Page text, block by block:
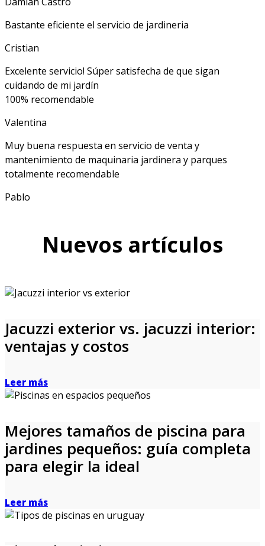
Bastante eficiente el servicio de jardineria
Cristian
Excelente servicio! Súper satisfecha de que sigan
cuidando de mi jardín
100% recomendable
Valentina
Muy buena respuesta en servicio de venta y
mantenimiento de maquinaria jardinera y parques
totalmente recomendable
Pablo
Nuevos artículos
Jacuzzi exterior vs. jacuzzi interior:
ventajas y costos
Leer más
Mejores tamaños de piscina para
jardines pequeños: guía completa
para elegir la ideal
Leer más